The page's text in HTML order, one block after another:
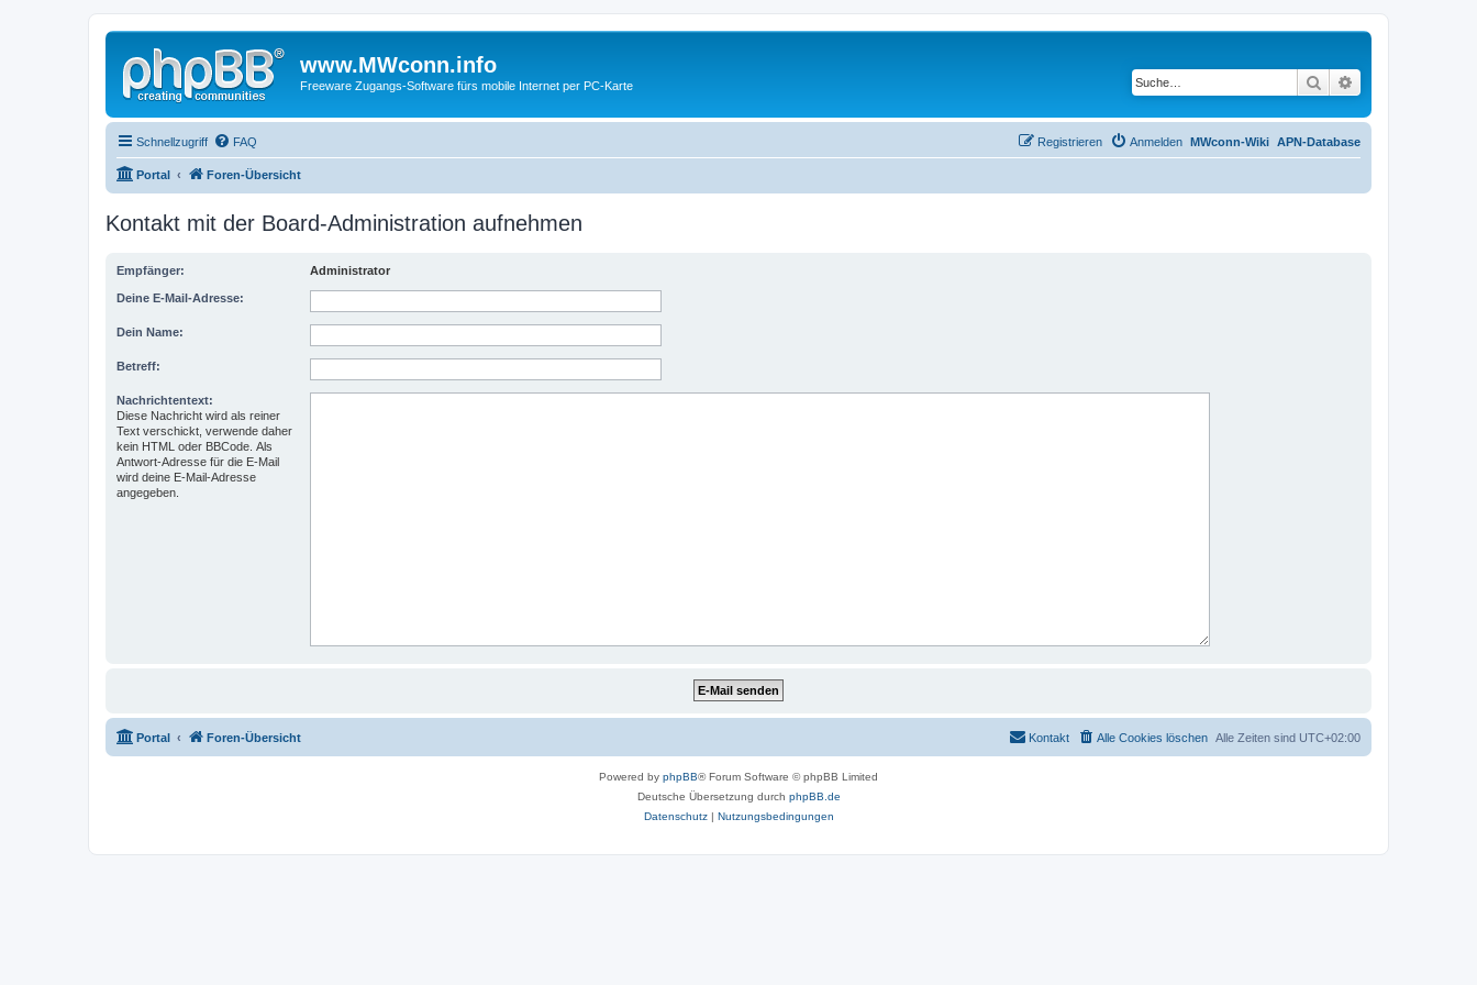
www.MWconn.info
Freeware Zugangs-Software fürs mobile Internet per PC-Karte Suche
Schnellzugriff FAQ APN-Database
MWconn-Wiki
Anmelden
Registrieren
Portal Foren-Übersicht
Kontakt mit der Board-Administration aufnehmen
Empfänger: Administrator
Deine E-Mail-Adresse:
Dein Name:
Betreff:
Nachrichtentext:
Diese Nachricht wird als reiner
Text verschickt, verwende daher
kein HTML oder BBCode. Als
Antwort-Adresse für die E-Mail
wird deine E-Mail-Adresse
angegeben.
Portal Foren-Übersicht Alle Zeiten sind UTC+02:00
Alle Cookies löschen
Kontakt
Powered by phpBB® Forum Software © phpBB Limited
Deutsche Übersetzung durch phpBB.de
Datenschutz| Nutzungsbedingungen